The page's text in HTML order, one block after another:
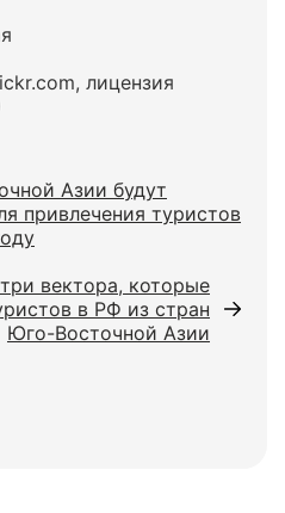
лицензия
Азии будут
привлечения туристов
вектора, которые
в РФ из стран
Юго-Восточной Азии